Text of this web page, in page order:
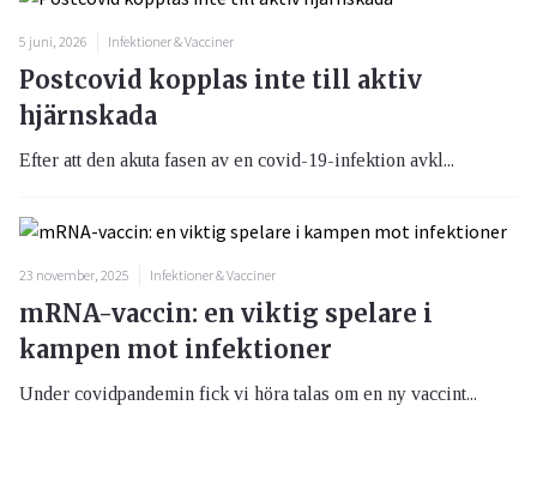
5 juni, 2026 Infektioner & Vacciner
Postcovid kopplas inte till aktiv
hjärnskada
Efter att den akuta fasen av en covid-19-infektion avkl...
23 november, 2025 Infektioner & Vacciner
mRNA-vaccin: en viktig spelare i
kampen mot infektioner
Under covidpandemin fick vi höra talas om en ny vaccint...